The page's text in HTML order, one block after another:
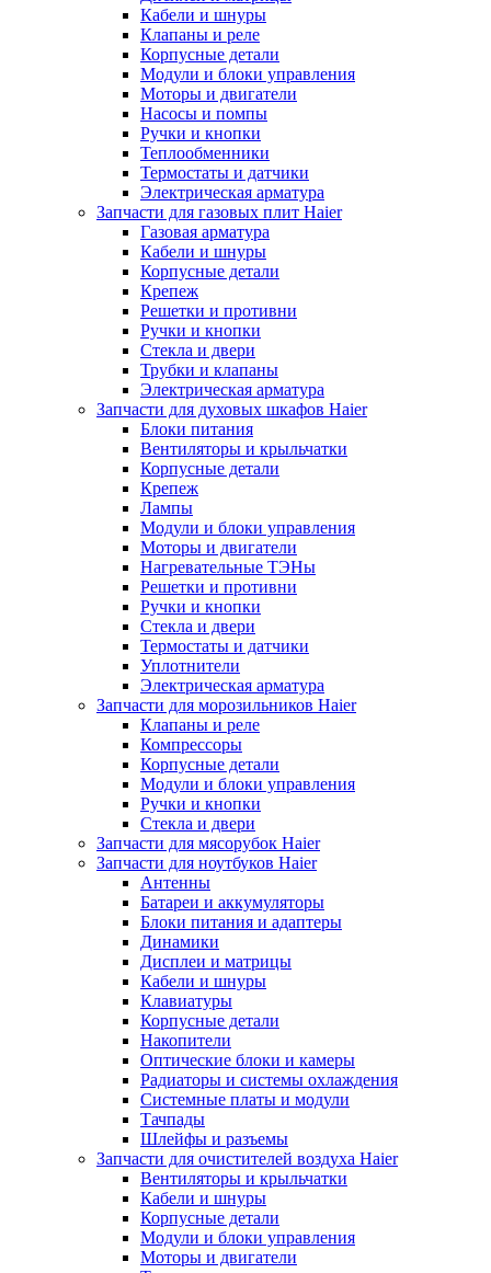
Кабели и шнуры
Клапаны и реле
Корпусные детали
Модули и блоки управления
Моторы и двигатели
Насосы и помпы
Ручки и кнопки
Теплообменники
Термостаты и датчики
Электрическая арматура
Запчасти для газовых плит Haier
Газовая арматура
Кабели и шнуры
Корпусные детали
Крепеж
Решетки и противни
Ручки и кнопки
Стекла и двери
Трубки и клапаны
Электрическая арматура
Запчасти для духовых шкафов Haier
Блоки питания
Вентиляторы и крыльчатки
Корпусные детали
Крепеж
Лампы
Модули и блоки управления
Моторы и двигатели
Нагревательные ТЭНы
Решетки и противни
Ручки и кнопки
Стекла и двери
Термостаты и датчики
Уплотнители
Электрическая арматура
Запчасти для морозильников Haier
Клапаны и реле
Компрессоры
Корпусные детали
Модули и блоки управления
Ручки и кнопки
Стекла и двери
Запчасти для мясорубок Haier
Запчасти для ноутбуков Haier
Антенны
Батареи и аккумуляторы
Блоки питания и адаптеры
Динамики
Дисплеи и матрицы
Кабели и шнуры
Клавиатуры
Корпусные детали
Накопители
Оптические блоки и камеры
Радиаторы и системы охлаждения
Системные платы и модули
Тачпады
Шлейфы и разъемы
Запчасти для очистителей воздуха Haier
Вентиляторы и крыльчатки
Кабели и шнуры
Корпусные детали
Модули и блоки управления
Моторы и двигатели